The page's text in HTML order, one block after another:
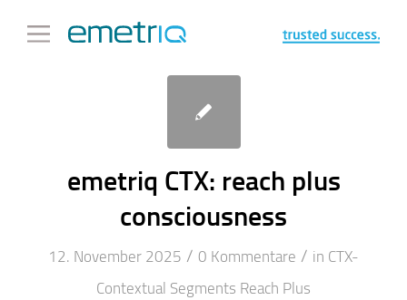
emetriq CTX: reach plus
consciousness
12. November 2025 / 0 Kommentare / in CTX-
Contextual Segments Reach Plus